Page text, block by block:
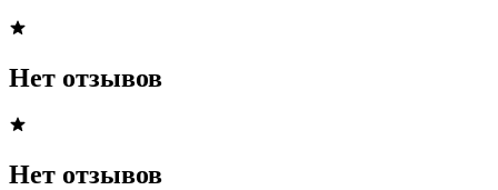
Нет отзывов
Нет отзывов